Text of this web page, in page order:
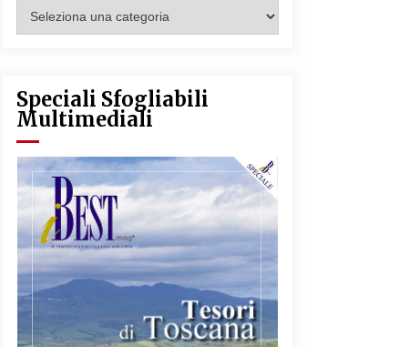
Articoli
Speciali Sfogliabili
Multimediali